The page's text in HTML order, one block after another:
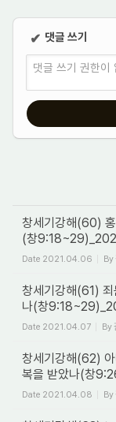
✔ 댓글 쓰기
댓글 쓰기 권한이
창세기강해(60)
(창
Date 2021.04.06 By
창세기강해(61) 죄
나(창
Date 2021.04.07 By
창세기강해(62)
복을 받았나(창
Date 2021.04.08 By